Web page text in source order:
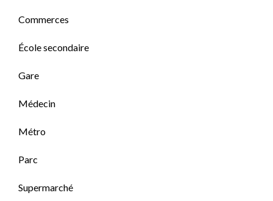
Commerces
École secondaire
Gare
Médecin
Métro
Parc
Supermarché